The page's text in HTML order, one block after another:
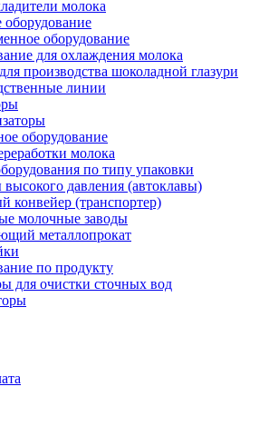
молока
оборудование
оборудование
для охлаждения молока
производства шоколадной глазури
линии
оборудование
молока
по типу упаковки
высокого давления (автоклавы)
конвейер (транспортер)
молочные заводы
металлопрокат
по продукту
для очистки сточных вод